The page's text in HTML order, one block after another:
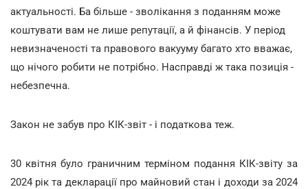
актуальності. Ба більше - зволікання з поданням може
коштувати вам не лише репутації, а й фінансів. У період
невизначеності та правового вакууму багато хто вважає,
що нічого робити не потрібно. Насправді ж така позиція -
небезпечна.
Закон не забув про КІК-звіт - і податкова теж.
30 квітня було граничним терміном подання КІК-звіту за
2024 рік та декларації про майновий стан і доходи за 2024